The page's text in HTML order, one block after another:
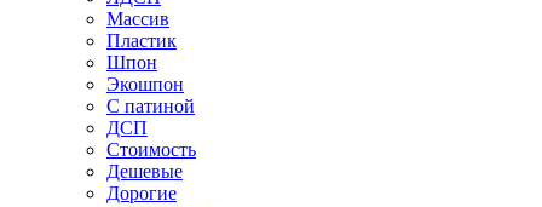
Массив
Пластик
Шпон
Экошпон
С патиной
ДСП
Стоимость
Дешевые
Дорогие